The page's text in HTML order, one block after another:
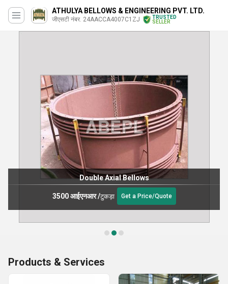
ATHULYA BELLOWS & ENGINEERING PVT. LTD.
जीएसटी नंबर. 24AACCA4007C1ZJ
TRUSTED
SELLER
Double Axial Bellows
3500 आईएनआर/टुकड़ा Get a Price/Quote
Products & Services